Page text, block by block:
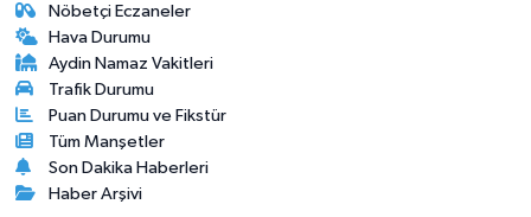
Nöbetçi Eczaneler
Hava Durumu
Aydin Namaz Vakitleri
Trafik Durumu
Puan Durumu ve Fikstür
Tüm Manşetler
Son Dakika Haberleri
Haber Arşivi